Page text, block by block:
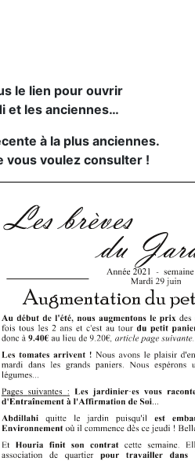
le lien pour ouvrir
et les anciennes…
à la plus anciennes.
vous voulez consulter !